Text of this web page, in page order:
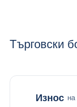
Търговски
Износ на